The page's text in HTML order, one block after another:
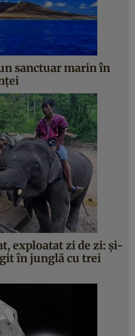
sanctuar marin în
exploatat zi de zi: şi-
în junglă cu trei